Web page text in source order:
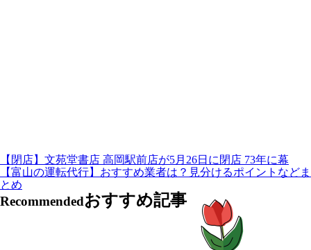
【閉店】文苑堂書店 高岡駅前店が5月26日に閉店 73年に幕
【富山の運転代行】おすすめ業者は？見分けるポイントなどま
とめ
Recommendedおすすめ記事